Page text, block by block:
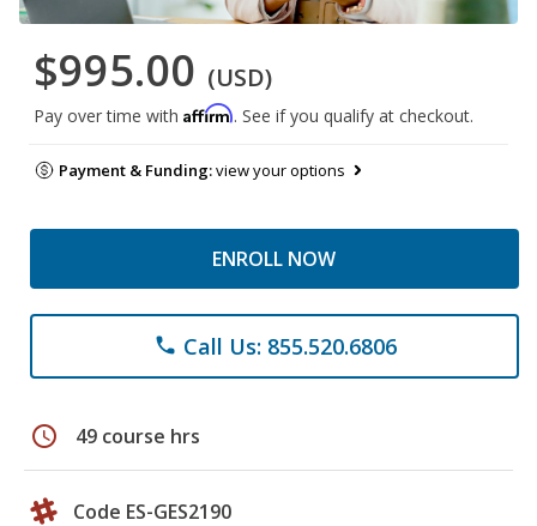
$995.00 (USD)
Pay over time with Affirm. See if you qualify at checkout.
Payment & Funding:view your options
ENROLL NOW
phone Call Us: 855.520.6806
schedule 49 course hrs
Code ES-GES2190